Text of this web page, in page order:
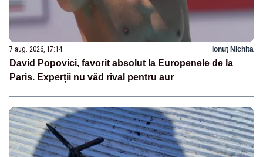
7 aug. 2026, 17:14 Ionuț Nichita
David Popovici, favorit absolut la Europenele de la
Paris. Experții nu văd rival pentru aur